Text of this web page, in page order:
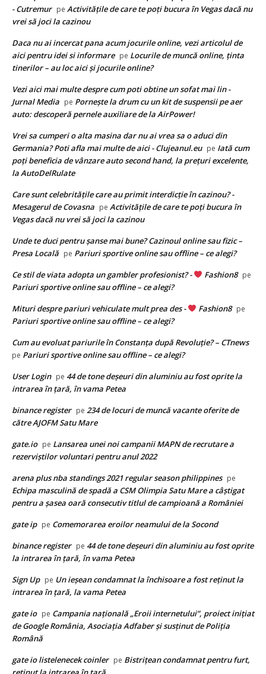
- Cutremur pe Activitățile de care te poți bucura în Vegas dacă nu
vrei să joci la cazinou
Daca nu ai incercat pana acum jocurile online, vezi articolul de
aici pentru idei si informare pe Locurile de muncă online, ținta
tinerilor – au loc aici și jocurile online?
Vezi aici mai multe despre cum poti obtine un sofat mai lin -
Jurnal Media pe Pornește la drum cu un kit de suspensii pe aer
auto: descoperă pernele auxiliare de la AirPower!
Vrei sa cumperi o alta masina dar nu ai vrea sa o aduci din
Germania? Poti afla mai multe de aici - Clujeanul.eu pe Iată cum
poți beneficia de vânzare auto second hand, la prețuri excelente,
la AutoDelRulate
Care sunt celebritățile care au primit interdicție în cazinou? -
Mesagerul de Covasna pe Activitățile de care te poți bucura în
Vegas dacă nu vrei să joci la cazinou
Unde te duci pentru șanse mai bune? Cazinoul online sau fizic –
Presa Locală pe Pariuri sportive online sau offline – ce alegi?
Ce stil de viata adopta un gambler profesionist? -
Fashion8 pe
Pariuri sportive online sau offline – ce alegi?
Mituri despre pariuri vehiculate mult prea des -
Fashion8 pe
Pariuri sportive online sau offline – ce alegi?
Cum au evoluat pariurile în Constanța după Revoluție? – CTnews
pe Pariuri sportive online sau offline – ce alegi?
User Login pe 44 de tone deşeuri din aluminiu au fost oprite la
intrarea în ţară, în vama Petea
binance register pe 234 de locuri de muncă vacante oferite de
către AJOFM Satu Mare
gate.io pe Lansarea unei noi campanii MAPN de recrutare a
rezerviștilor voluntari pentru anul 2022
arena plus nba standings 2021 regular season philippines pe
Echipa masculină de spadă a CSM Olimpia Satu Mare a câștigat
pentru a șasea oară consecutiv titlul de campioană a României
gate ip pe Comemorarea eroilor neamului de la Socond
binance register pe 44 de tone deşeuri din aluminiu au fost oprite
la intrarea în ţară, în vama Petea
Sign Up pe Un ieșean condamnat la închisoare a fost reținut la
intrarea în țară, la vama Petea
gate io pe Campania națională „Eroii internetului”, proiect inițiat
de Google România, Asociația Adfaber și susținut de Poliția
Română
gate io listelenecek coinler pe Bistrițean condamnat pentru furt,